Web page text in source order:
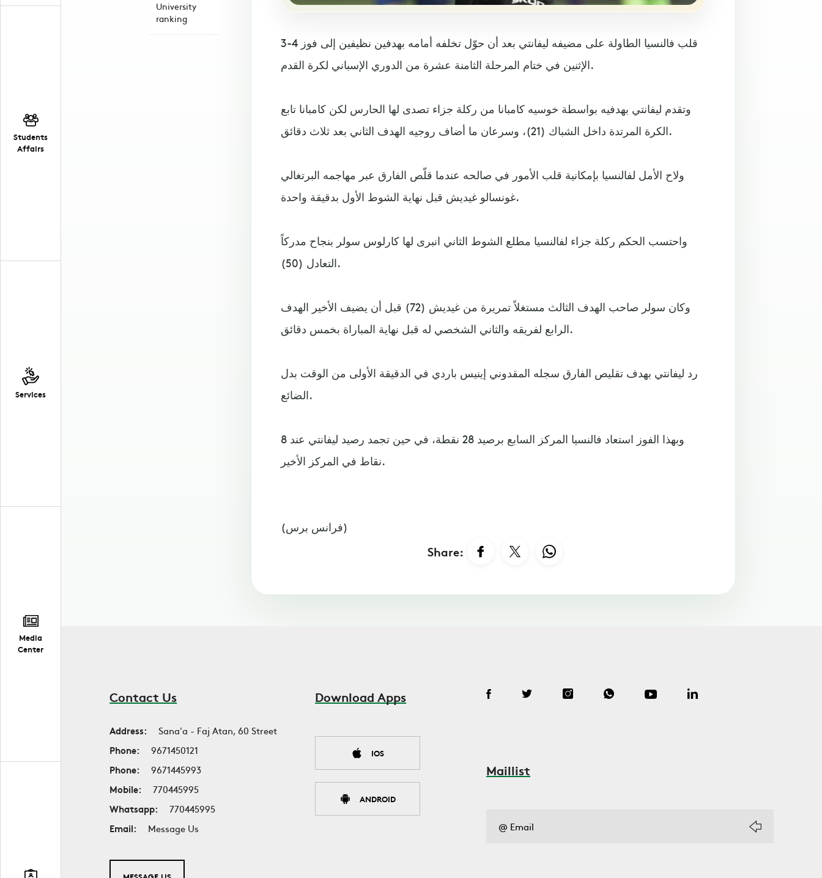
Students
Affairs
Services
Media
Center
University
ranking
قلب فالنسيا الطاولة على مضيفه ليفانتي بعد أن حوّل تخلفه أمامه بهدفين نظيفين إلى فوز 4-3
الإثنين في ختام المرحلة الثامنة عشرة من الدوري الإسباني لكرة القدم.
وتقدم ليفانتي بهدفيه بواسطة خوسيه كامبانا من ركلة جزاء تصدى لها الحارس لكن كامبانا تابع
الكرة المرتدة داخل الشباك (21)، وسرعان ما أضاف روجيه الهدف الثاني بعد ثلاث دقائق.
ولاح الأمل لفالنسيا بإمكانية قلب الأمور في صالحه عندما قلّص الفارق عبر مهاجمه البرتغالي
غونسالو غيديش قبل نهاية الشوط الأول بدقيقة واحدة.
واحتسب الحكم ركلة جزاء لفالنسيا مطلع الشوط الثاني انبرى لها كارلوس سولر بنجاح مدركاً
التعادل (50).
وكان سولر صاحب الهدف الثالث مستغلاً تمريرة من غيديش (72) قبل أن يضيف الأخير الهدف
الرابع لفريقه والثاني الشخصي له قبل نهاية المباراة بخمس دقائق.
رد ليفانتي بهدف تقليص الفارق سجله المقدوني إينيس باردي في الدقيقة الأولى من الوقت بدل
الضائع.
وبهذا الفوز استعاد فالنسيا المركز السابع برصيد 28 نقطة، في حين تجمد رصيد ليفانتي عند 8
نقاط في المركز الأخير.
(فرانس برس)
Share:
Contact Us
Address:
Sana'a - Faj Atan, 60 Street
Phone:
9671450121
Phone:
9671445993
Mobile:
770445995
Whatsapp:
770445995
Email:
Message Us
Download Apps
IOS
ANDROID
Maillist